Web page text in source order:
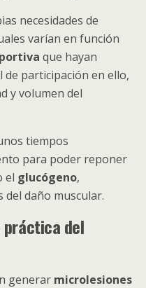
necesidades de
varían en función
que hayan
de participación en ello,
y volumen del
tiempos
para poder reponer
el glucógeno,
daño muscular.
práctica del
generar microlesiones